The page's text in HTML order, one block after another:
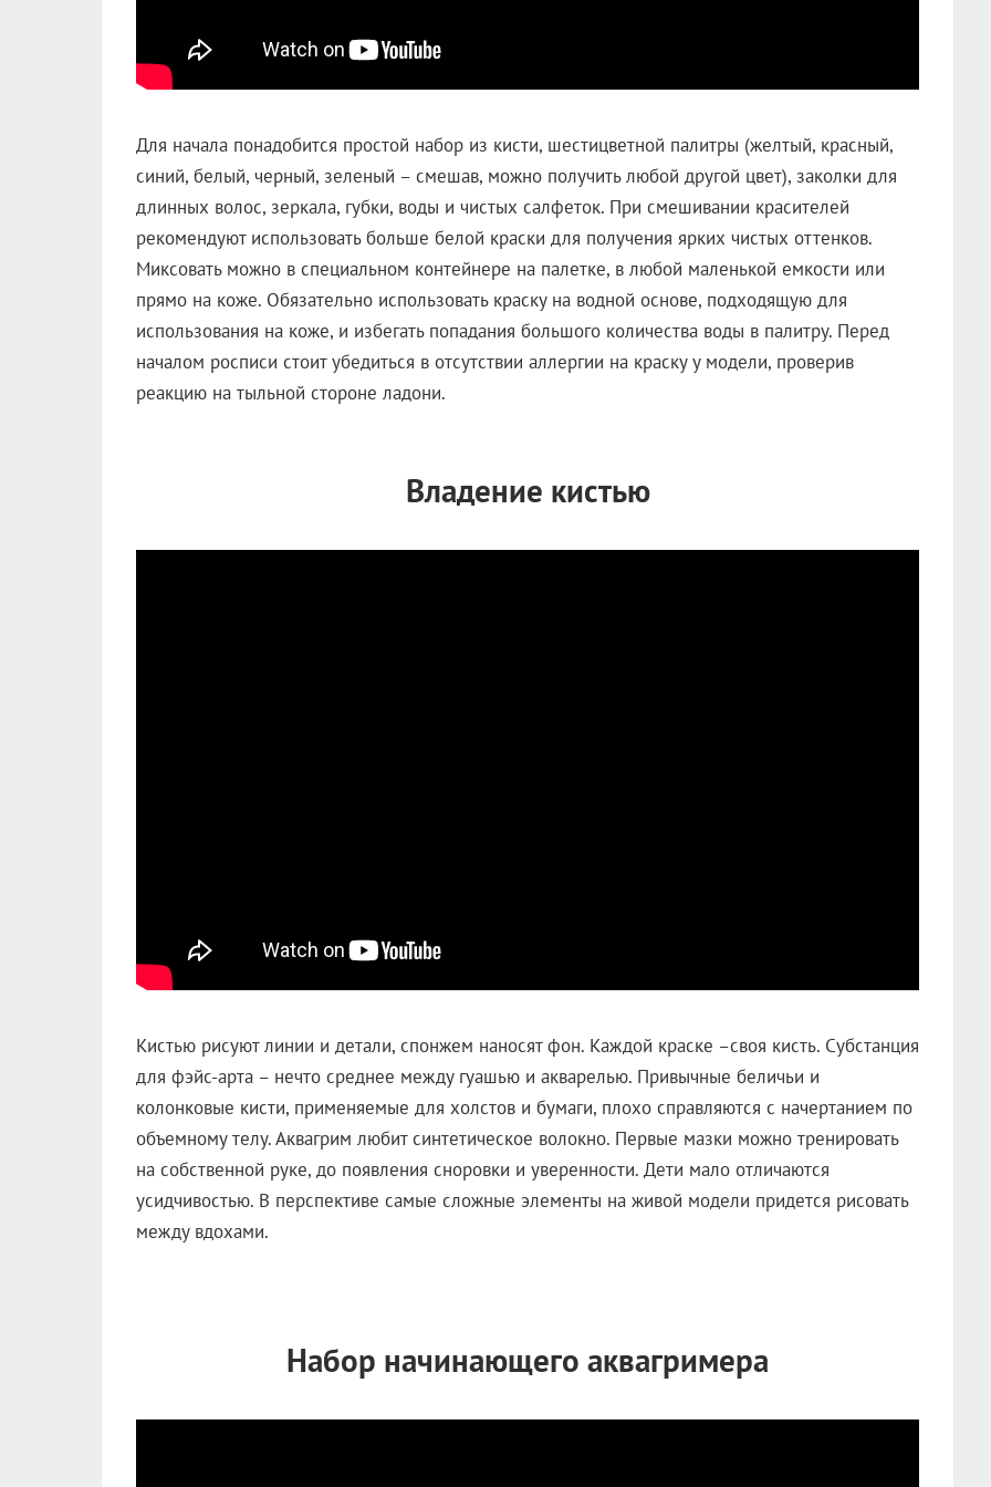
Для начала понадобится простой набор из кисти, шестицветной палитры (желтый, красный,
синий, белый, черный, зеленый – смешав, можно получить любой другой цвет), заколки для
длинных волос, зеркала, губки, воды и чистых салфеток. При смешивании красителей
рекомендуют использовать больше белой краски для получения ярких чистых оттенков.
Миксовать можно в специальном контейнере на палетке, в любой маленькой емкости или
прямо на коже. Обязательно использовать краску на водной основе, подходящую для
использования на коже, и избегать попадания большого количества воды в палитру. Перед
началом росписи стоит убедиться в отсутствии аллергии на краску у модели, проверив
реакцию на тыльной стороне ладони.
Владение кистью
Кистью рисуют линии и детали, спонжем наносят фон. Каждой краске –своя кисть. Субстанция
для фэйс-арта – нечто среднее между гуашью и акварелью. Привычные беличьи и
колонковые кисти, применяемые для холстов и бумаги, плохо справляются с начертанием по
объемному телу. Аквагрим любит синтетическое волокно. Первые мазки можно тренировать
на собственной руке, до появления сноровки и уверенности. Дети мало отличаются
усидчивостью. В перспективе самые сложные элементы на живой модели придется рисовать
между вдохами.
Набор начинающего аквагримера